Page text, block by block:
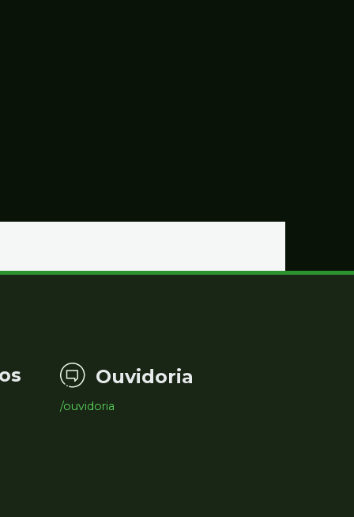
Ouvidoria
/ouvidoria